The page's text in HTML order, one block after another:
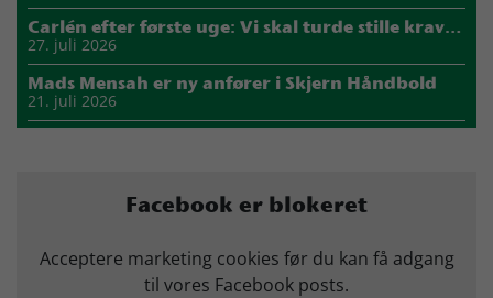
Carlén efter første uge: Vi skal turde stille krav til hinanden
27. juli 2026
Mads Mensah er ny anfører i Skjern Håndbold
21. juli 2026
Marius Nørsøller udlejes til HØJ Elite
Morten Vium takker af efter 17 sæsoner i grønt
12. juli 2026
Facebook er blokeret
Acceptere marketing cookies før du kan få adgang
til vores Facebook posts.